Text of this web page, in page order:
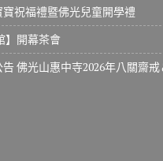
祝福禮暨佛光兒童開學禮
】開幕茶會
佛光山惠中寺2026年八關齋